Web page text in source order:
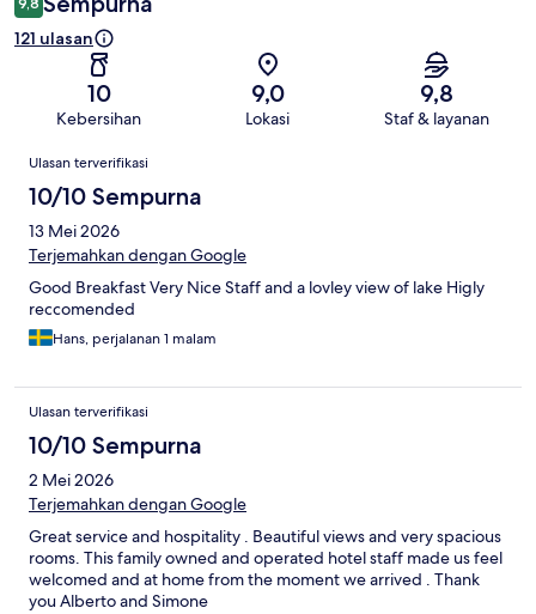
121 ulasan
10
Kebersihan
9,0
Lokasi
9,8
Staf & layanan
Ulasan
Ulasan terverifikasi
10/10 Sempurna
13 Mei 2026
Terjemahkan dengan Google
Good Breakfast Very Nice Staff and a lovley view of lake Higly
reccomended
Hans, perjalanan 1 malam
Ulasan terverifikasi
10/10 Sempurna
2 Mei 2026
Terjemahkan dengan Google
Great service and hospitality . Beautiful views and very spacious
rooms. This family owned and operated hotel staff made us feel
welcomed and at home from the moment we arrived . Thank
you Alberto and Simone